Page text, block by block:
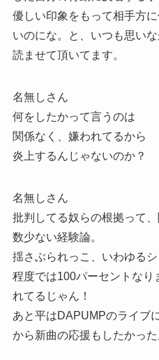
優しい印象をもって相手方
いのにな。と、いつも思い
読ませて頂いてます。
名無しさん
何をしたかって言うのは
関係なく、嫌われてるから
炎上するんじゃないのか？
名無しさん
批判してる奴らの根拠って
数少ない経験論。
揺さぶられっこ、いわゆる
程度では100パーセントな
れてるじゃん！
あと平はDAPUMPのライブ
から新曲の応援もしたかった